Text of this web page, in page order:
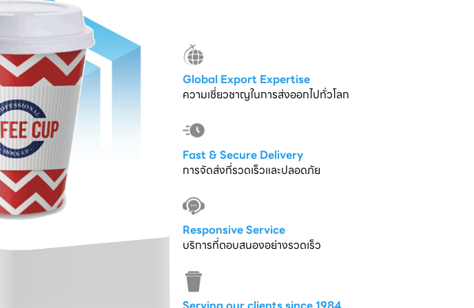
Global Export Expertise
ความเชี่ยวชาญในการส่งออกไปทั่วโลก
Fast & Secure Delivery
การจัดส่งที่รวดเร็วและปลอดภัย
Responsive Service
บริการที่ตอบสนองอย่างรวดเร็ว